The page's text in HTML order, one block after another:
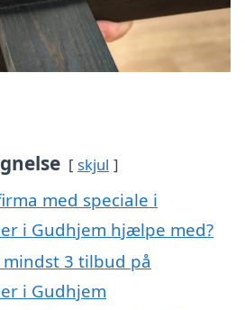
skjul
med speciale i
i Gudhjem hjælpe med?
3 tilbud på
i Gudhjem